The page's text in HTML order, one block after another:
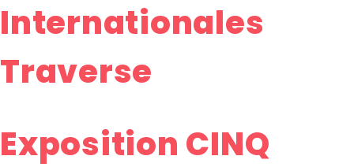
Internationales
Traverse
Exposition CINQ